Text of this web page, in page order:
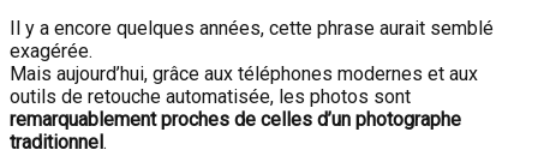
Il y a encore quelques années, cette phrase aurait semblé
exagérée.
Mais aujourd’hui, grâce aux téléphones modernes et aux
outils de retouche automatisée, les photos sont
remarquablement proches de celles d’un photographe
traditionnel .